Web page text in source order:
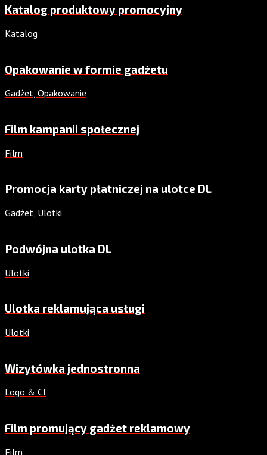
Katalog produktowy promocyjny
Katalog
Opakowanie w formie gadżetu
Gadżet, Opakowanie
Film kampanii społecznej
Film
Promocja karty płatniczej na ulotce DL
Gadżet, Ulotki
Podwójna ulotka DL
Ulotki
Ulotka reklamująca usługi
Ulotki
Wizytówka jednostronna
Logo & CI
Film promujący gadżet reklamowy
Film